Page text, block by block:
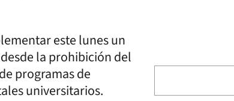
este lunes un
la prohibición del
programas de
universitarios.